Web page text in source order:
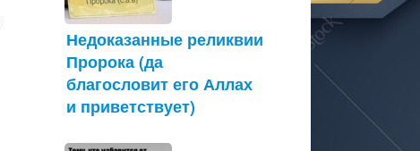
Недоказанные реликвии
Пророка (да
благословит его Аллах
и приветствует)